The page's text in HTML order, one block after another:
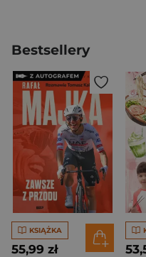
Bestsellery
KSIĄŻKA
55,99 zł